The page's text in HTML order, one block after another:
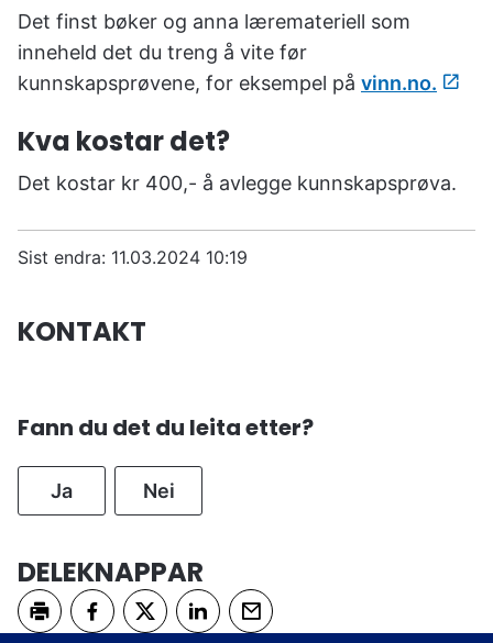
Det finst bøker og anna læremateriell som
inneheld det du treng å vite før
kunnskapsprøvene, for eksempel på vinn.no.
Kva kostar det?
Det kostar kr 400,- å avlegge kunnskapsprøva.
Sist endra 11.03.2024 10:19
KONTAKT
Fann du det du leita etter?
Ja Nei
DELEKNAPPAR